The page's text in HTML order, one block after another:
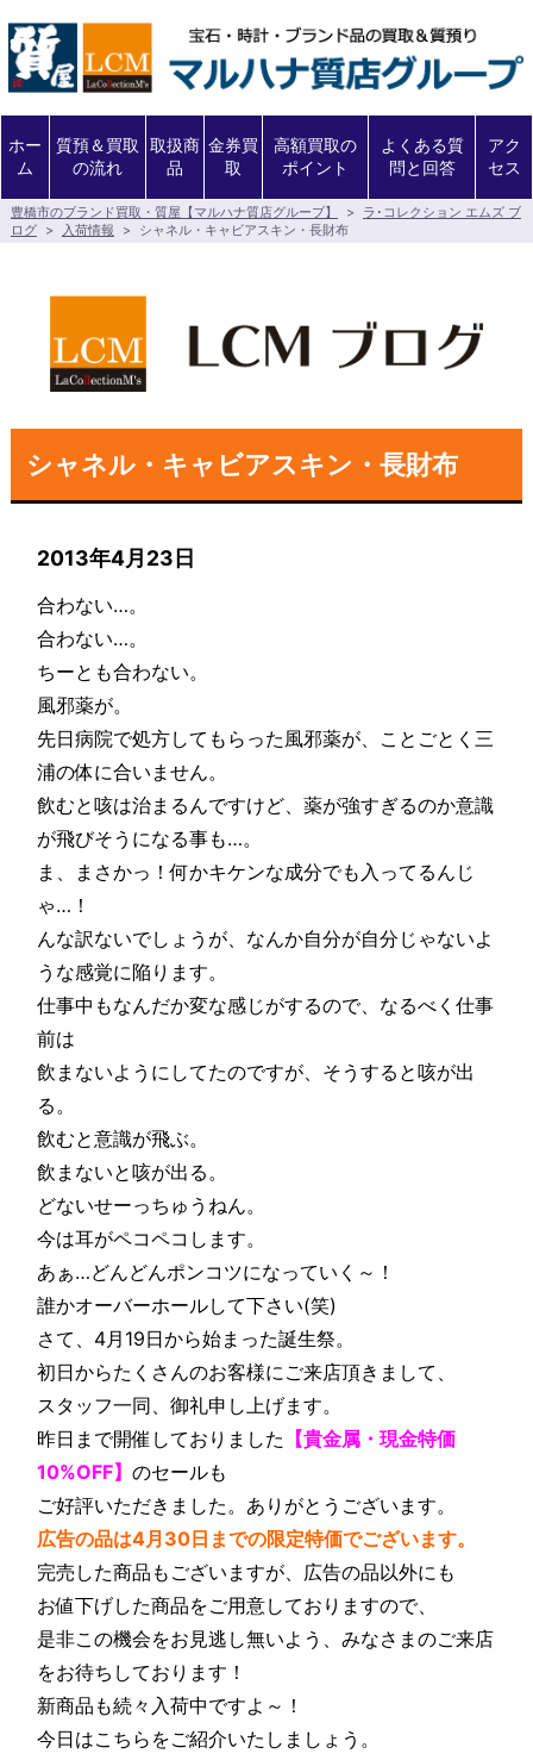
ホー
ム
質預＆買取
の流れ
取扱商
品
金券買
取
高額買取の
ポイント
よくある質
問と回答
アク
セス
豊橋市のブランド買取・質屋【マルハナ質店グループ】 >
ラ･コレクション エムズ ブ
ログ > 入荷情報 > シャネル・キャビアスキン・長財布
シャネル・キャビアスキン・長財布
2013年4月23日
合わない…。
合わない…。
ちーとも合わない。
風邪薬が。
先日病院で処方してもらった風邪薬が、ことごとく三
浦の体に合いません。
飲むと咳は治まるんですけど、薬が強すぎるのか意識
が飛びそうになる事も…。
ま、まさかっ！何かキケンな成分でも入ってるんじ
ゃ…！
んな訳ないでしょうが、なんか自分が自分じゃないよ
うな感覚に陥ります。
仕事中もなんだか変な感じがするので、なるべく仕事
前は
飲まないようにしてたのですが、そうすると咳が出
る。
飲むと意識が飛ぶ。
飲まないと咳が出る。
どないせーっちゅうねん。
今は耳がペコペコします。
あぁ…どんどんポンコツになっていく～！
誰かオーバーホールして下さい(笑)
さて、4月19日から始まった誕生祭。
初日からたくさんのお客様にご来店頂きまして、
スタッフ一同、御礼申し上げます。
昨日まで開催しておりました
【貴金属・現金特価
10%OFF】のセールも
ご好評いただきました。ありがとうございます。
広告の品は4月30日までの限定特価でございます。
完売した商品もございますが、広告の品以外にも
お値下げした商品をご用意しておりますので、
是非この機会をお見逃し無いよう、みなさまのご来店
をお待ちしております！
新商品も続々入荷中ですよ～！
今日はこちらをご紹介いたしましょう。